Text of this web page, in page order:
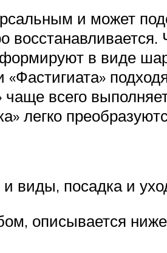
и может
в виде
чаще всего
легко
виды, посадка и
описывается